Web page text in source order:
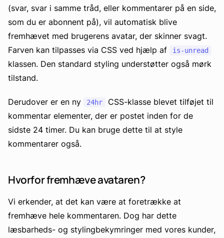
(svar, svar i samme tråd, eller kommentarer på en side,
som du er abonnent på), vil automatisk blive
fremhævet med brugerens avatar, der skinner svagt.
Farven kan tilpasses via CSS ved hjælp af
is-unread
klassen. Den standard styling understøtter også mørk
tilstand.
Derudover er en ny 24hr
CSS-klasse blevet tilføjet til
kommentar elementer, der er postet inden for de
sidste 24 timer. Du kan bruge dette til at style
kommentarer også.
Hvorfor fremhæve avataren?
Vi erkender, at det kan være at foretrække at
fremhæve hele kommentaren. Dog har dette
læsbarheds- og stylingbekymringer med vores kunder,